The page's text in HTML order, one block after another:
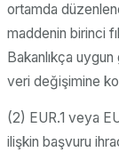
ortamda
maddenin birinci
Bakanlıkça
veri değişimine
(2) EUR.1 veya
ilişkin başvuru